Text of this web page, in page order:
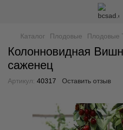
Каталог Плодовые Плодовые
Колонновидная
саженец
Артикул: 40317 Оставить отзыв